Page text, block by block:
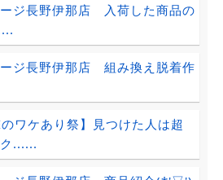
ジ長野伊那店 入荷した商品の
ジ長野伊那店 組み換え脱着作
のワケあり祭】見つけた人は超
......